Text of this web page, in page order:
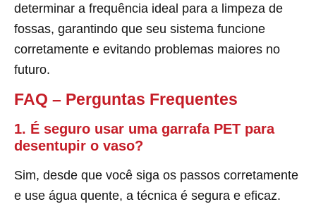
determinar a frequência ideal para a limpeza de
fossas, garantindo que seu sistema funcione
corretamente e evitando problemas maiores no
futuro.
FAQ – Perguntas Frequentes
1. É seguro usar uma garrafa PET para
desentupir o vaso?
Sim, desde que você siga os passos corretamente
e use água quente, a técnica é segura e eficaz.